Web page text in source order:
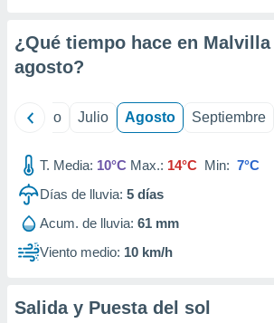
e
de
¿Qué tiempo hace en Malvilla
agosto?
Junio Julio Agosto Septiembre
T. Media: 10°C Max.: 14°C Min: 7°C
Días de lluvia: 5 días
Acum. de lluvia: 61 mm
Viento medio: 10 km/h
Salida y Puesta del sol